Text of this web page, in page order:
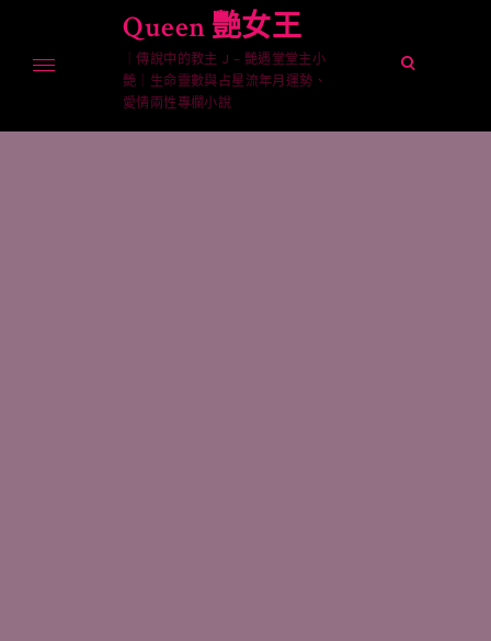
content
Queen 艷女王
｜傳說中的教主 J – 艷遇堂堂主小
艷｜生命靈數與占星流年月運勢、
愛情兩性專欄小說
open